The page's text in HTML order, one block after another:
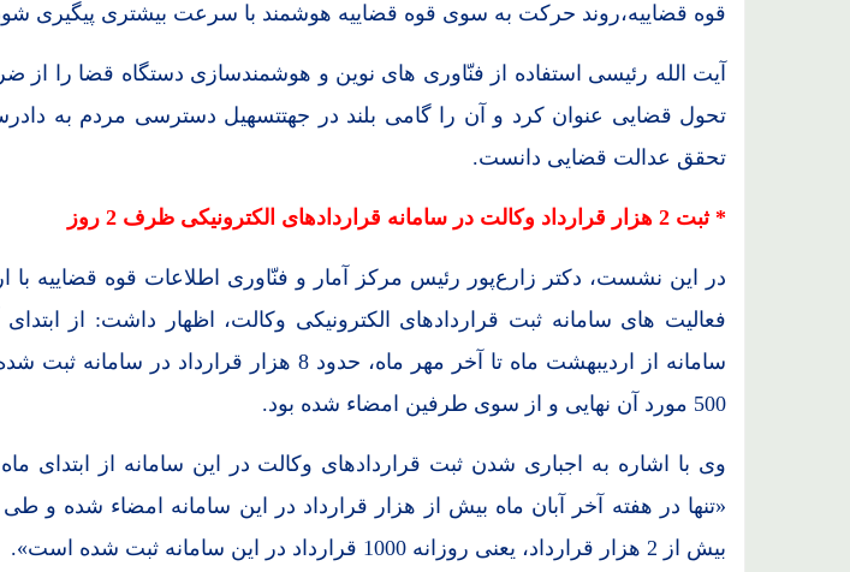
قوه قضاییه،روند حرکت به سوی قوه قضاییه هوشمند با سرعت بیشتری پیگیری
آیت الله رئیسی استفاده از فنّاوری های نوین و هوشمندسازی دستگاه قضا را از
تحول قضایی عنوان کرد و آن را گامی بلند در جهتتسهیل دسترسی مردم به
تحقق عدالت قضایی دانست.
* ثبت 2 هزار قرارداد وکالت در سامانه قراردادهای الکترونیکی ظرف 2 روز
در این نشست، دکتر زارعپور رئیس مرکز آمار و فنّاوری اطلاعات قوه قضاییه با
فعالیت های سامانه ثبت قراردادهای الکترونیکی وکالت، اظهار داشت: از ابتدای
سامانه از اردیبهشت ماه تا آخر مهر ماه، حدود 8 هزار قرارداد
500 مورد آن نهایی و از سوی طرفین امضاء شده بود.
وی با اشاره به اجباری شدن ثبت قراردادهای وکالت در این سامانه از ابتدای
«تنها در هفته آخر آبان ماه بیش از هزار قرارداد در این سامانه امضاء شده و
بیش از 2 هزار قرارداد، یعنی روزانه 1000 قرارداد در این سامانه ثبت شده است».